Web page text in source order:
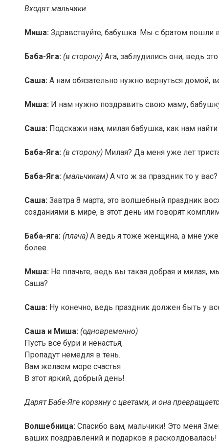
Входят мальчики.
Миша: Здравствуйте, бабушка. Мы с братом пошли
Баба-Яга: (в сторону) Ага, заблудились они, ведь
Саша: А нам обязательно нужно вернуться домой,
Миша: И нам нужно поздравить свою маму,
Саша: Подскажи нам, милая бабушка, как нам
Баба-Яга: (в сторону) Милая? Да меня уже лет
Баба-Яга: (мальчикам) А что ж за праздник то у вас?
Саша: Завтра 8 марта, это волшебный праздник
созданиями в мире, в этот день им говорят
Баба-яга: (плача) А ведь я тоже женщина, а мне уже
более.
Миша: Не плачьте, ведь вы такая добрая и милая,
Саша?
Саша: Ну конечно, ведь праздник должен быть у
Саша и Миша: (одновременно)
Пусть все бури и ненастья,
Пропадут немедля в тень.
Вам желаем море счастья
В этот яркий, добрый день!
Дарят Бабе-Яге корзину с цветами, и она
Волшебница: Спасибо вам, мальчики! Это меня
ваших поздравлений и подарков я